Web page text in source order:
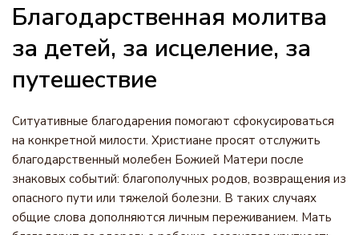
Благодарственная молитва
за детей, за исцеление, за
путешествие
Ситуативные благодарения помогают сфокусироваться
на конкретной милости. Христиане просят отслужить
благодарственный молебен Божией Матери после
знаковых событий: благополучных родов, возвращения из
опасного пути или тяжелой болезни. В таких случаях
общие слова дополняются личным переживанием. Мать